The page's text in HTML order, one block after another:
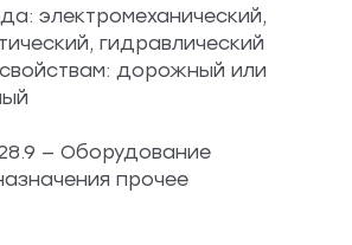
электромеханический,
гидравлический
дорожный или
— Оборудование
прочее